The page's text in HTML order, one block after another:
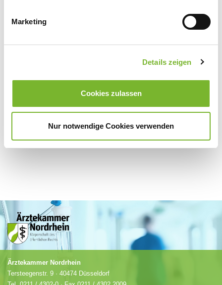
Marketing
Details zeigen
Cookies zulassen
Nur notwendige Cookies verwenden
Zurück zur Übersicht
Ärztekammer Nordrhein
Tersteegenstr. 9 · 40474 Düsseldorf